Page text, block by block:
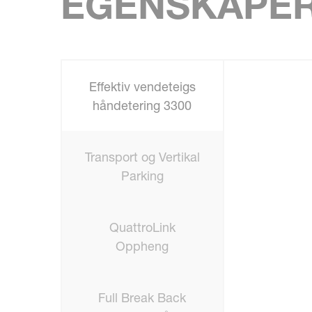
Effektiv vendeteigs
håndetering 3300
Transport og Vertikal
Parking
QuattroLink
Oppheng
Full Break Back